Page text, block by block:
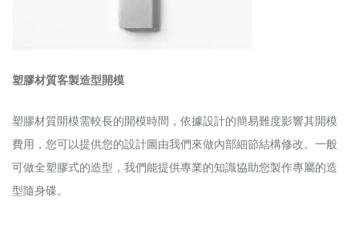
塑膠材質客製造型開模
塑膠材質開模需較長的開模時間，依據設計的簡易難度影響其開模
費用，您可以提供您的設計圖由我們來做內部細節結構修改。一般
可做全塑膠式的造型，我們能提供專業的知識協助您製作專屬的造
型隨身碟。